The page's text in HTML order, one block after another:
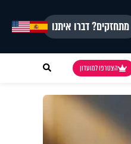
מתחזקים? דברו איתנו
הצטרפו למועדון